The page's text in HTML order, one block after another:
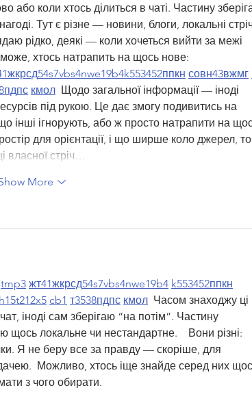
або коли хтось ділиться в чаті. Частину
Тут є різне — новини, блоги, локальні
рідко, деякі — коли хочеться вийти за межі
хтось натрапить на щось нове:
жкрсд54s7vbs4nwe19b4k553452ппкн совн43вжмг
пдпс кмол
  Щодо загальної інформації — іноді
під рукою. Це дає змогу подивитись на
інші ігнорують, або ж просто натрапити на
для орієнтації, і що ширше коло джерел, то
стріч…
More
tmp3 жт41жкрсд54s7vbs4nwe19b4 k553452ппкн
h15t212x5 cb1 т3538пдпс кмол
  Часом знаходжу ці
іноді сам зберігаю “на потім”. Частину
локальне чи нестандартне.    Вони різні:
Я не беру все за правду — скоріше, для
Можливо, хтось іще знайде серед них
з чого обирати.